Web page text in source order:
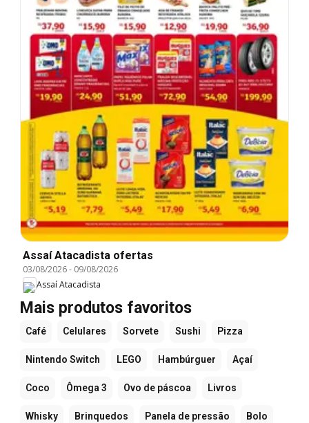
Assaí Atacadista ofertas
03/08/2026- 09/08/2026
Assaí Atacadista
Mais produtos favoritos
Café Celulares Sorvete Sushi Pizza
Nintendo Switch LEGO Hambúrguer Açaí
Coco Ômega 3 Ovo de páscoa Livros
Whisky Brinquedos Panela de pressão Bolo